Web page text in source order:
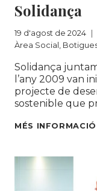
Solidança
19 d'agost de 2024
Àrea Social ,
Solidança
l’any 2009 van
projecte de
sostenible que
MÉS INFORMACIÓ